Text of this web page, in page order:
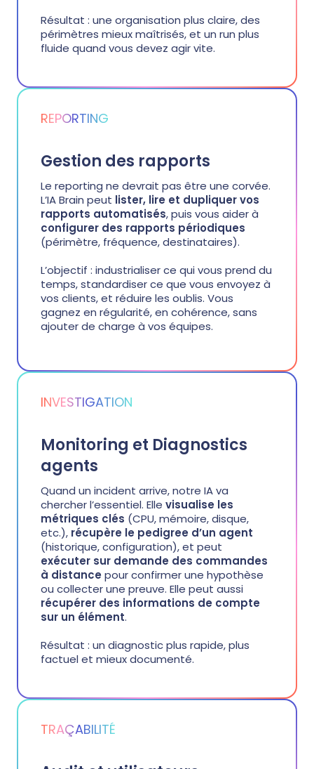
Résultat : une organisation plus claire, des
périmètres mieux maîtrisés, et un run plus
fluide quand vous devez agir vite.
REPORTING
Gestion des rapports
Le reporting ne devrait pas être une corvée.
L’IA Brain peut lister, lire et dupliquer vos
rapports automatisés, puis vous aider à
configurer des rapports périodiques
(périmètre, fréquence, destinataires).
L’objectif : industrialiser ce qui vous prend du
temps, standardiser ce que vous envoyez à
vos clients, et réduire les oublis. Vous
gagnez en régularité, en cohérence, sans
ajouter de charge à vos équipes.
INVESTIGATION
Monitoring et Diagnostics
agents
Quand un incident arrive, notre IA va
chercher l’essentiel. Elle visualise les
métriques clés (CPU, mémoire, disque,
etc.), récupère le pedigree d’un agent
(historique, configuration), et peut
exécuter sur demande des commandes
à distance pour confirmer une hypothèse
ou collecter une preuve. Elle peut aussi
récupérer des informations de compte
sur un élément.
Résultat : un diagnostic plus rapide, plus
factuel et mieux documenté.
TRAÇABILITÉ